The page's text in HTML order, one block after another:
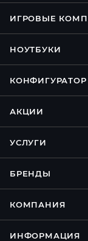
ИГРОВЫЕ
НОУТБУКИ
КОНФИГУРАТОР
АКЦИИ
УСЛУГИ
БРЕНДЫ
КОМПАНИЯ
ИНФОРМАЦИЯ